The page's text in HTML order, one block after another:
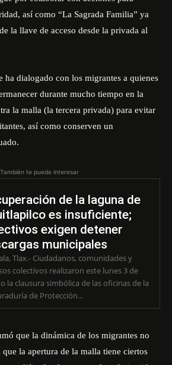
así como “La Sagrada Familia” ya
la llave de acceso desde la privada al
ha dialogado con los migrantes a quienes
durante mucho tiempo en la
la malla (la tercera privada) para evitar
así como conserven un
También te puede interesar
de la laguna de
es insuficiente;
exigen detener
municipales
Tlax.- Ciudadanos, comunidades y
colectivos realizaron este lunes 3 de
la clausura simbólica de las oficinas de la
de Protección...
que la dinámica de los migrantes no
la apertura de la malla tiene ciertos